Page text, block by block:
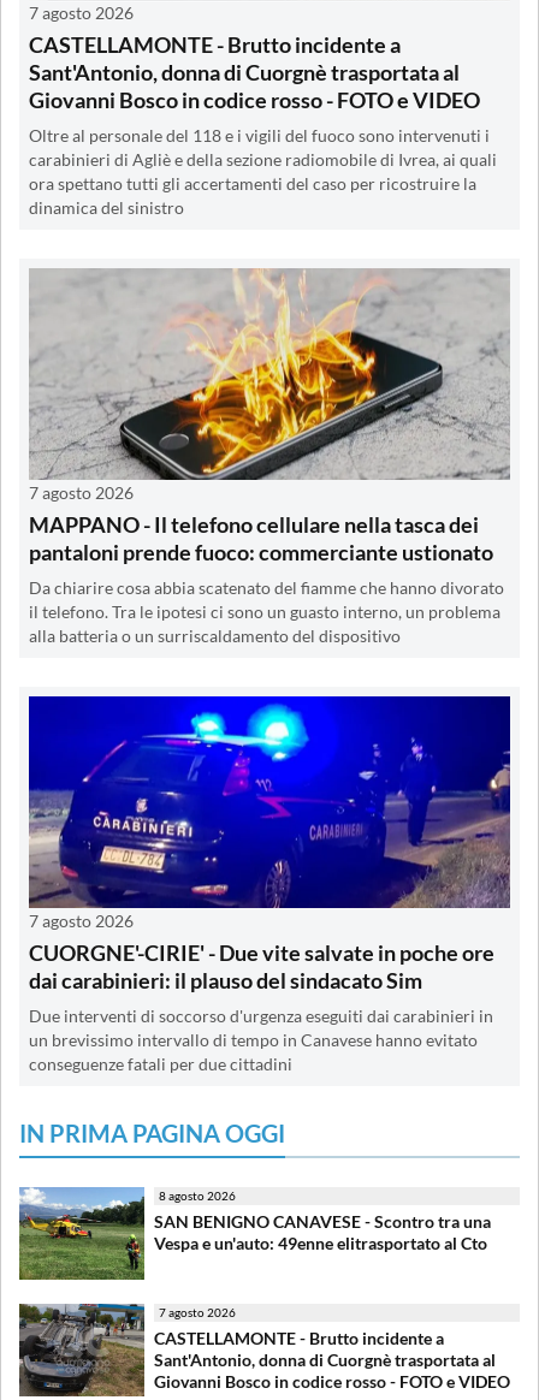
7 agosto 2026
CASTELLAMONTE - Brutto incidente a
Sant'Antonio, donna di Cuorgnè trasportata al
Giovanni Bosco in codice rosso - FOTO e VIDEO
Oltre al personale del 118 e i vigili del fuoco sono intervenuti i
carabinieri di Agliè e della sezione radiomobile di Ivrea, ai quali
ora spettano tutti gli accertamenti del caso per ricostruire la
dinamica del sinistro
7 agosto 2026
MAPPANO - Il telefono cellulare nella tasca dei
pantaloni prende fuoco: commerciante ustionato
Da chiarire cosa abbia scatenato del fiamme che hanno divorato
il telefono. Tra le ipotesi ci sono un guasto interno, un problema
alla batteria o un surriscaldamento del dispositivo
7 agosto 2026
CUORGNE'-CIRIE' - Due vite salvate in poche ore
dai carabinieri: il plauso del sindacato Sim
Due interventi di soccorso d'urgenza eseguiti dai carabinieri in
un brevissimo intervallo di tempo in Canavese hanno evitato
conseguenze fatali per due cittadini
IN PRIMA PAGINA OGGI
8 agosto 2026
SAN BENIGNO CANAVESE - Scontro tra una
Vespa e un'auto: 49enne elitrasportato al Cto
7 agosto 2026
CASTELLAMONTE - Brutto incidente a
Sant'Antonio, donna di Cuorgnè trasportata al
Giovanni Bosco in codice rosso - FOTO e VIDEO